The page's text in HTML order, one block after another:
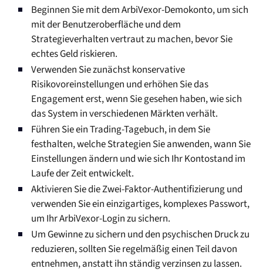
Beginnen Sie mit dem ArbiVexor-Demokonto, um sich
mit der Benutzeroberfläche und dem
Strategieverhalten vertraut zu machen, bevor Sie
echtes Geld riskieren.
Verwenden Sie zunächst konservative
Risikovoreinstellungen und erhöhen Sie das
Engagement erst, wenn Sie gesehen haben, wie sich
das System in verschiedenen Märkten verhält.
Führen Sie ein Trading-Tagebuch, in dem Sie
festhalten, welche Strategien Sie anwenden, wann Sie
Einstellungen ändern und wie sich Ihr Kontostand im
Laufe der Zeit entwickelt.
Aktivieren Sie die Zwei-Faktor-Authentifizierung und
verwenden Sie ein einzigartiges, komplexes Passwort,
um Ihr ArbiVexor-Login zu sichern.
Um Gewinne zu sichern und den psychischen Druck zu
reduzieren, sollten Sie regelmäßig einen Teil davon
entnehmen, anstatt ihn ständig verzinsen zu lassen.